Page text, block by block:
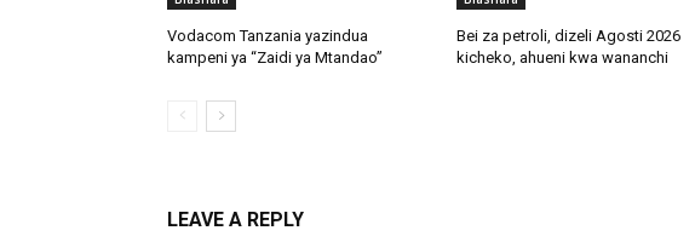
Vodacom Tanzania yazindua
kampeni ya “Zaidi ya Mtandao”
‎Bei za petroli, dizeli Agosti 2026
kicheko, ahueni kwa wananchi
LEAVE A REPLY